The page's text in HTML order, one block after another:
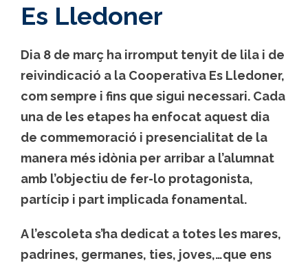
Es Lledoner
Dia 8 de març ha irromput tenyit de lila i de
reivindicació a la Cooperativa Es Lledoner,
com sempre i fins que sigui necessari. Cada
una de les etapes ha enfocat aquest dia
de commemoració i presencialitat de la
manera més idònia per arribar a l’alumnat
amb l’objectiu de fer-lo protagonista,
partícip i part implicada fonamental.
A l’escoleta s’ha dedicat a totes les mares,
padrines, germanes, ties, joves,…que ens